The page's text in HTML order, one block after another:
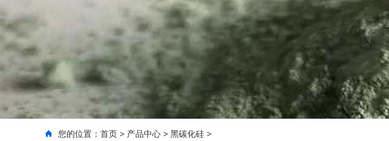
您的位置： 首页 > 产品中心 > 黑碳化硅 >